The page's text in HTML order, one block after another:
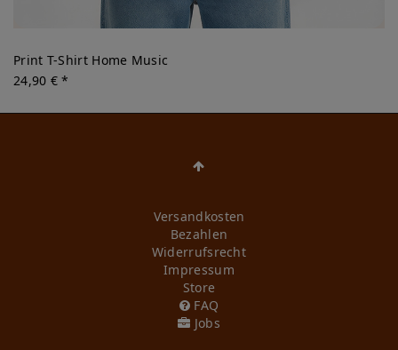
Print T-Shirt Home Music
24,90 € *
Versandkosten
Bezahlen
Widerrufs­recht
Impressum
Store
FAQ
Jobs